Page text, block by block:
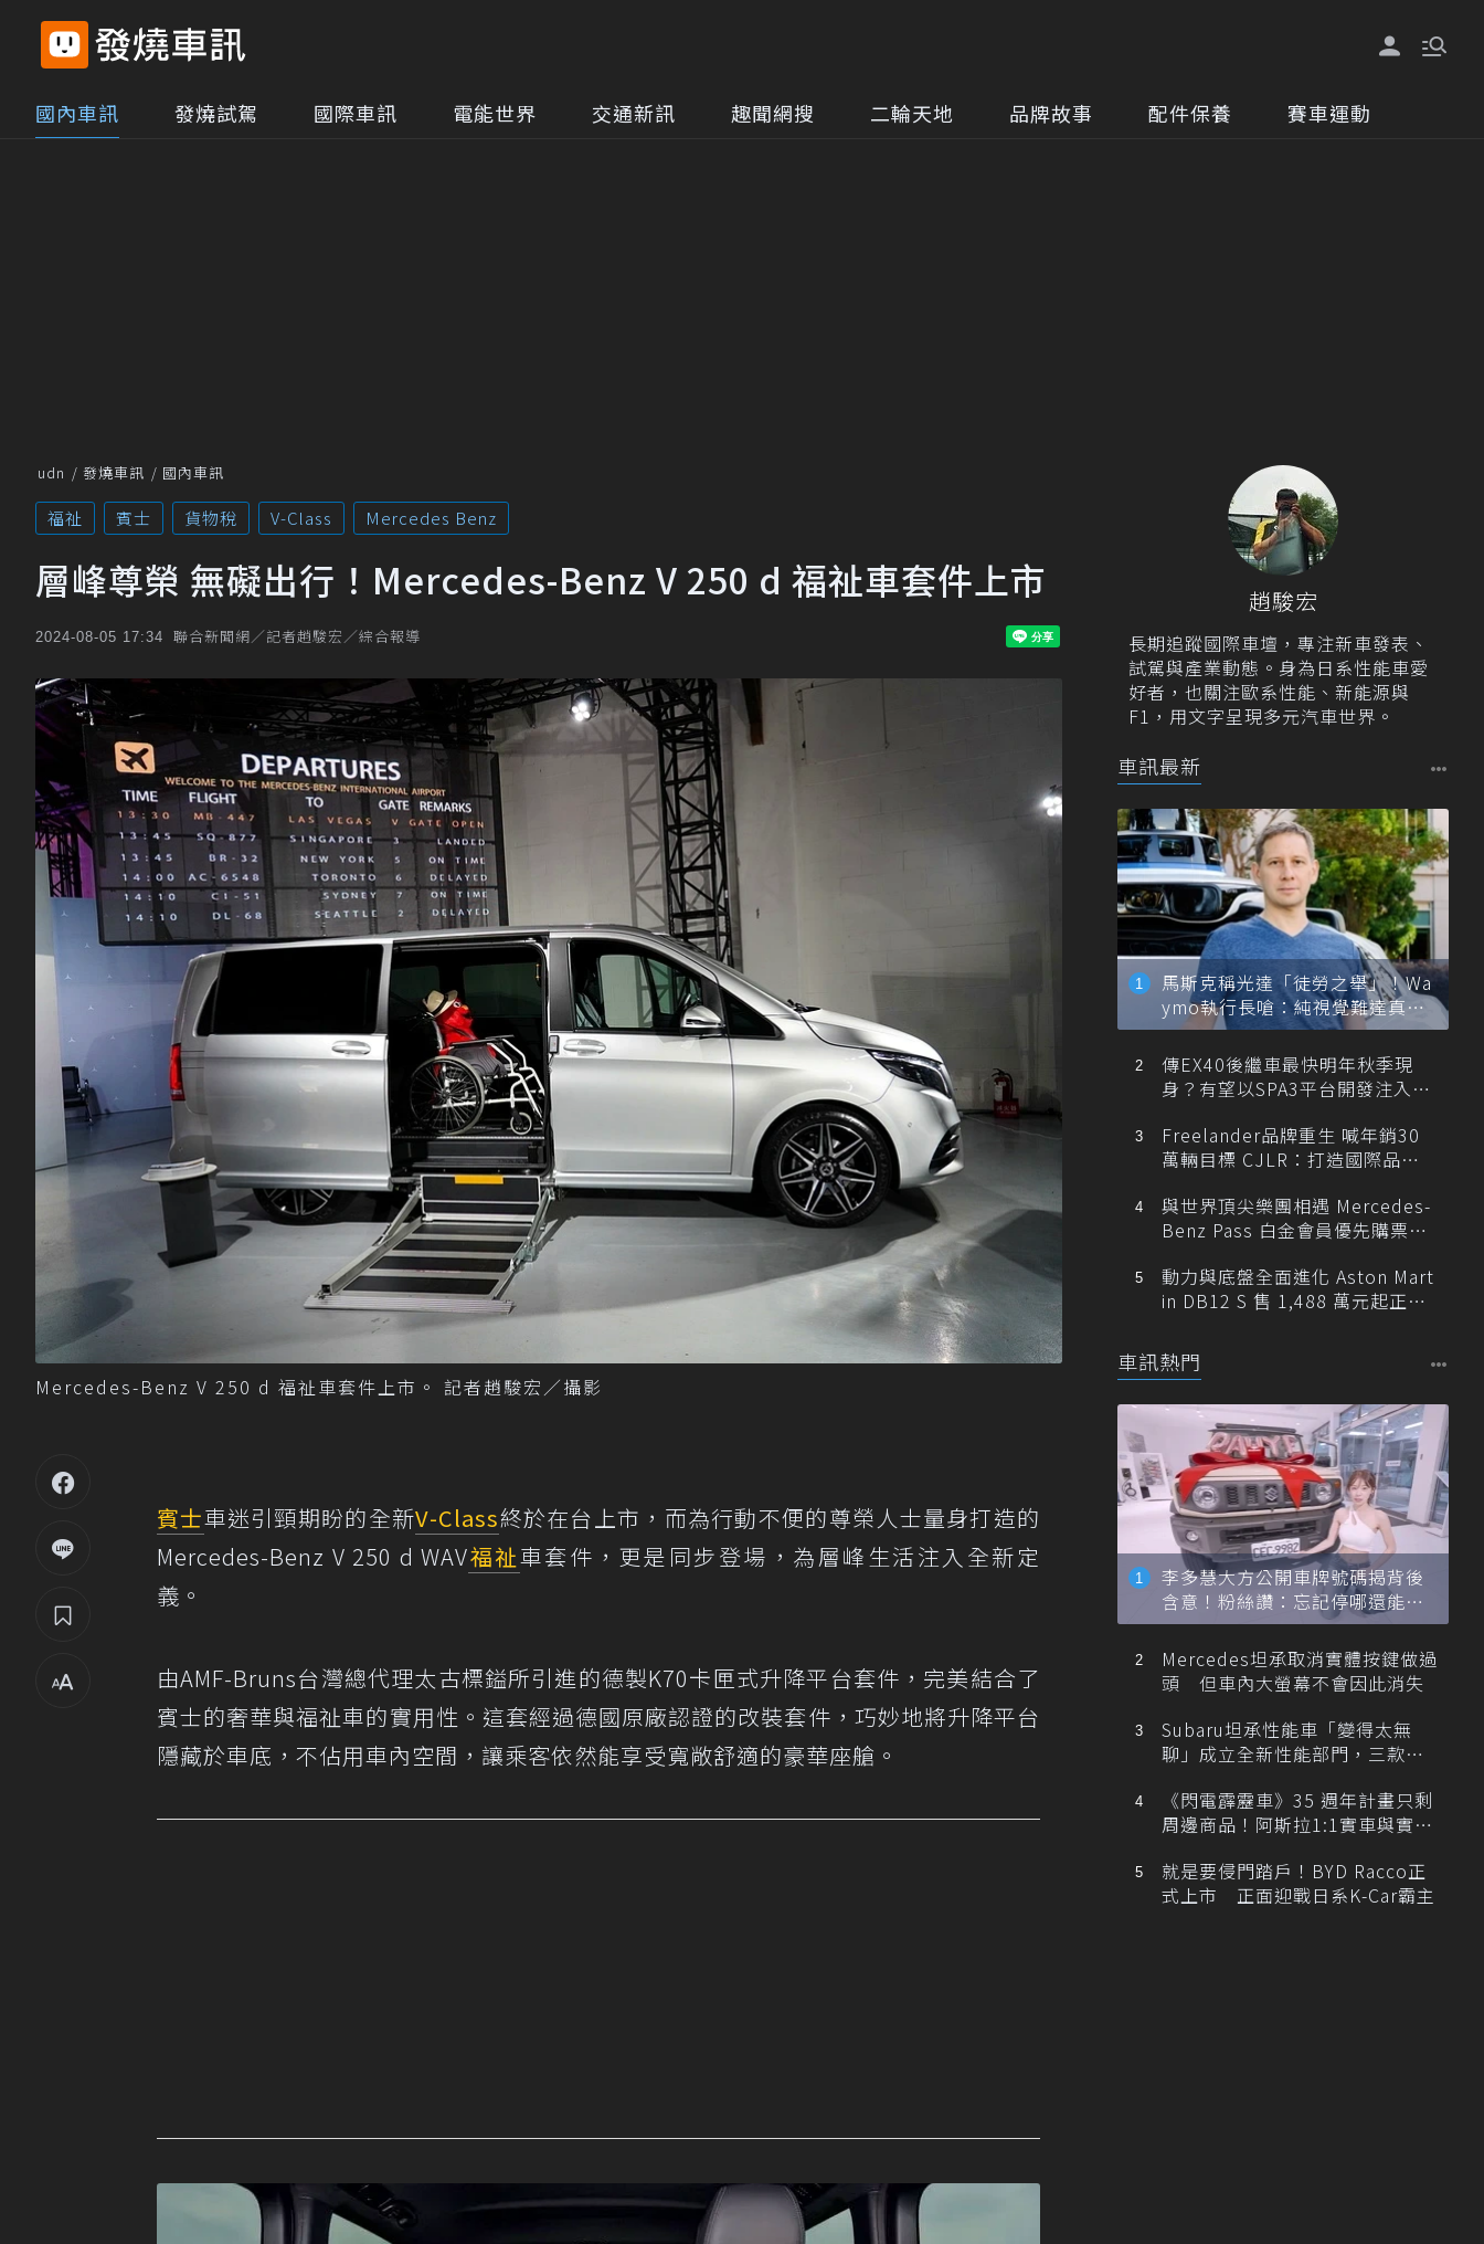
國內車訊 發燒試駕 國際車訊 電能世界 交通新訊 趣聞網搜 二輪天地 品牌故事 配件保養 賽車運動
udn 發燒車訊 國內車訊
福祉 賓士 貨物稅 V-Class Mercedes Benz
層峰尊榮 無礙出行！Mercedes-Benz V 250 d 福祉車套件上市
2024-08-05 17:34 聯合新聞網／記者趙駿宏／綜合報導
Mercedes-Benz V 250 d 福祉車套件上市。 記者趙駿宏／攝影
賓士車迷引頸期盼的全新V-Class終於在台上市，而為行動不便的尊榮人士量身打造的
Mercedes-Benz V 250 d WAV福祉車套件，更是同步登場，為層峰生活注入全新定
義。
由AMF-Bruns台灣總代理太古標鎰所引進的德製K70卡匣式升降平台套件，完美結合了
賓士的奢華與福祉車的實用性。這套經過德國原廠認證的改裝套件，巧妙地將升降平台
隱藏於車底，不佔用車內空間，讓乘客依然能享受寬敞舒適的豪華座艙。
趙駿宏
長期追蹤國際車壇，專注新車發表、
試駕與產業動態。身為日系性能車愛
好者，也關注歐系性能、新能源與
F1，用文字呈現多元汽車世界。
車訊最新
馬斯克稱光達「徒勞之舉」！Wa
ymo執行長嗆：純視覺難達真正
自動駕駛
傳EX40後繼車最快明年秋季現
身？有望以SPA3平台開發注入80
Freelander品牌重生 喊年銷30
萬輛目標 CJLR：打造國際品牌
與世界頂尖樂團相遇 Mercedes-
Benz Pass 白金會員優先購票維
動力與底盤全面進化 Aston Mart
in DB12 S 售 1,488 萬元起正式
車訊熱門
李多慧大方公開車牌號碼揭背後
含意！粉絲讚：忘記停哪還能幫
忙找車
Mercedes坦承取消實體按鍵做過
頭 但車內大螢幕不會因此消失
Subaru坦承性能車「變得太無
聊」成立全新性能部門，三款手
《閃電霹靂車》35 週年計畫只剩
周邊商品！阿斯拉1:1實車與實體
就是要侵門踏戶！BYD Racco正
式上市 正面迎戰日系K-Car霸主